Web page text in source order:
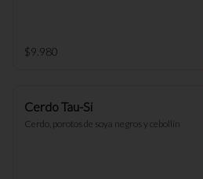
$9.980
Cerdo Tau-Si
Cerdo, porotos de soya negros y cebollín